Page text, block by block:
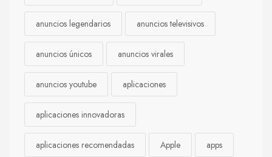
anuncios legendarios anuncios televisivos
anuncios únicos anuncios virales
anuncios youtube aplicaciones
aplicaciones innovadoras
aplicaciones recomendadas Apple apps